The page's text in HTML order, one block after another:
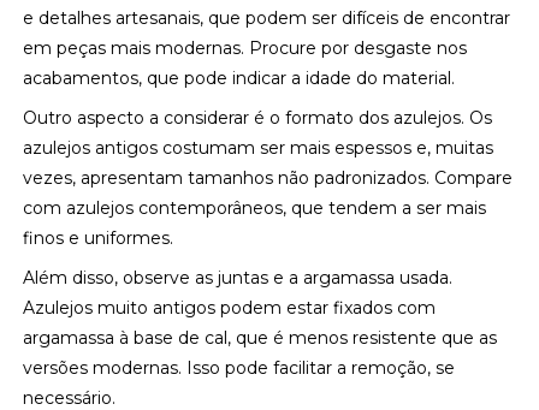
e detalhes artesanais, que podem ser difíceis de encontrar
em peças mais modernas. Procure por desgaste nos
acabamentos, que pode indicar a idade do material.
Outro aspecto a considerar é o formato dos azulejos. Os
azulejos antigos costumam ser mais espessos e, muitas
vezes, apresentam tamanhos não padronizados. Compare
com azulejos contemporâneos, que tendem a ser mais
finos e uniformes.
Além disso, observe as juntas e a argamassa usada.
Azulejos muito antigos podem estar fixados com
argamassa à base de cal, que é menos resistente que as
versões modernas. Isso pode facilitar a remoção, se
necessário.